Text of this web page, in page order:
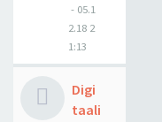
- 05.1
2.18 2
1:13
Digi
taali